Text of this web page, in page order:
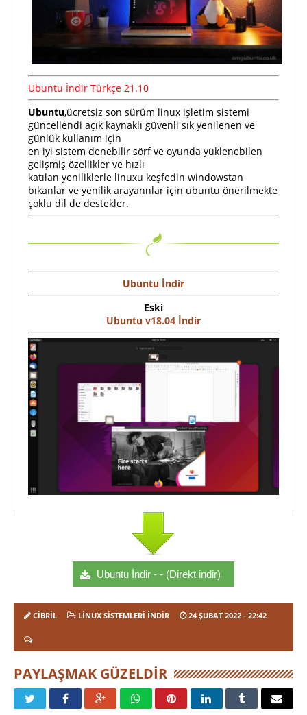
Ubuntu İndir Türkçe 21.10
Ubuntu,ücretsiz son sürüm linux işletim sistemi
güncellendi açık kaynaklı güvenli sık yenilenen ve
günlük kullanım için
en iyi sistem denebilir sörf ve oyunda yüklenebilen
gelişmiş özellikler ve hızlı
katılan yeniliklerle linuxu keşfedin windowstan
bıkanlar ve yenilik arayannlar için ubuntu önerilmekte
çoklu dil de destekler.
Ubuntu İndir
Eski
Ubuntu v18.04 İndir
Ubuntu İndir - - (Direkt indir)
CIBRIL LINUX SISTEMLERI İNDIR 24 ŞUBAT 2022 - 22:42
PAYLAŞMAK GÜZELDIR